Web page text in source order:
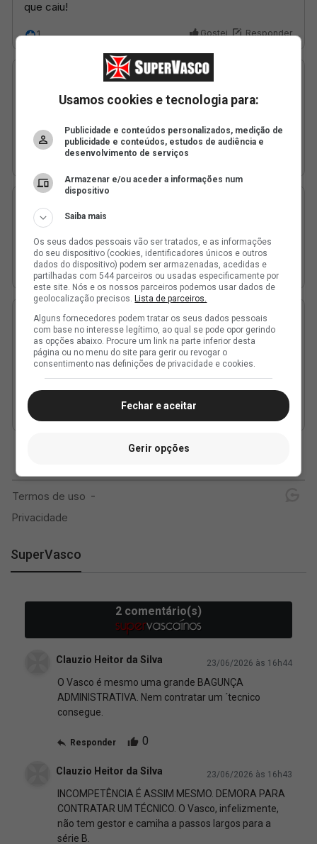
SuperVasco
Usamos cookies e tecnologia para:
Publicidade e conteúdos personalizados, medição de
publicidade e conteúdos, estudos de audiência e
desenvolvimento de serviços
Armazenar e/ou aceder a informações num
dispositivo
Saiba mais
Os seus dados pessoais vão ser tratados, e as informações
do seu dispositivo (cookies, identificadores únicos e outros
dados do dispositivo) podem ser armazenadas, acedidas e
partilhadas com 544 parceiros ou usadas especificamente por
este site. Nós e os nossos parceiros podemos usar dados de
geolocalização precisos.Lista de parceiros.
Alguns fornecedores podem tratar os seus dados pessoais
com base no interesse legítimo, ao qual se pode opor gerindo
as opções abaixo. Procure um link na parte inferior desta
página ou no menu do site para gerir ou revogar o
consentimento nas definições de privacidade e cookies.
Fechar e aceitar
Gerir opções